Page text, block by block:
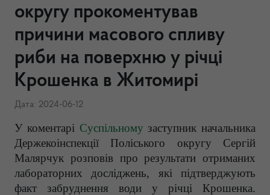
округу прокоментував
причини масового спливу
риби на поверхню у річці
Крошенка в Житомирі
Дата: 2024-06-12
У коментарі Суспільному заступник начальника
Держекоінспекції Поліського округу Сергій
Малярчук розповів про результати отриманих
лабораторних досліджень, які підтверджують
факт забруднення води у річці Крошенка.